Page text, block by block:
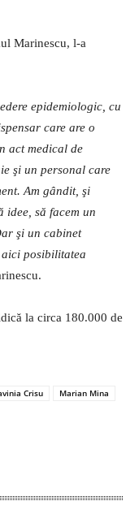
Marinescu, l-a
epidemiologic, cu
care are o
act medical de
şi un personal care
Am gândit, şi
idee, să facem un
şi un cabinet
posibilitatea
la circa 180.000 de
Crisu
Marian Mina